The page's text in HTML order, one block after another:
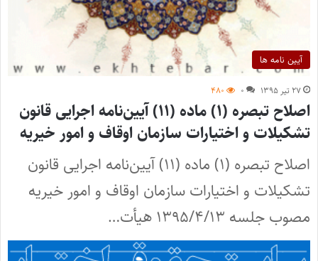
آیین نامه ها
۲۷ تیر ۱۳۹۵ ۰ ۴۸۰
اصلاح تبصره (۱) ماده (۱۱) آیین‌نامه اجرایی قانون
تشکیلات و اختیارات سازمان اوقاف و امور خیریه
اصلاح تبصره (۱) ماده (۱۱) آیین‌نامه اجرایی قانون
تشکیلات و اختیارات سازمان اوقاف و امور خیریه
مصوب جلسه ۱۳۹۵/۴/۱۳ هیأت…